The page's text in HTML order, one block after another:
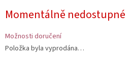
cena:
Momentálně nedostupné
Možnosti doručení
Položka byla vyprodána…